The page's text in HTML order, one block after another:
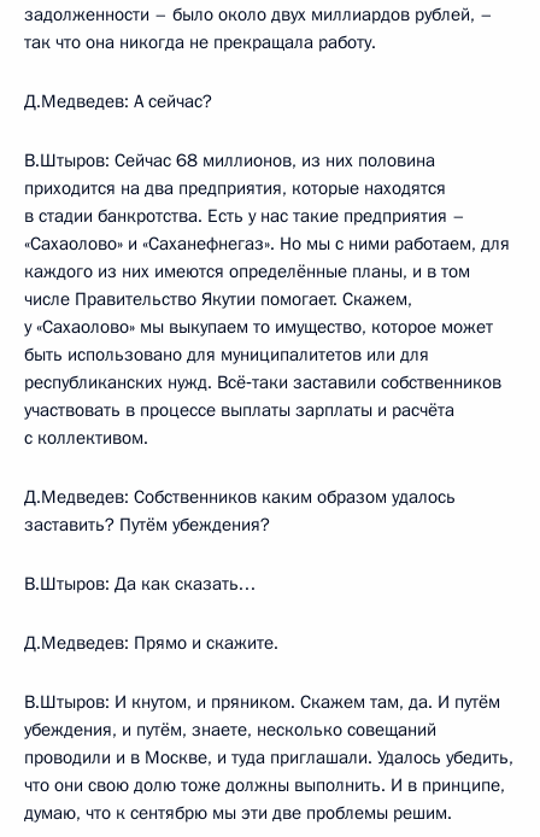
задолженности – было около двух миллиардов рублей, –
так что она никогда не прекращала работу.
Д.Медведев: А сейчас?
В.Штыров: Сейчас 68 миллионов, из них половина
приходится на два предприятия, которые находятся
в стадии банкротства. Есть у нас такие предприятия –
«Сахаолово» и «Саханефнегаз». Но мы с ними работаем, для
каждого из них имеются определённые планы, и в том
числе Правительство Якутии помогает. Скажем,
у «Сахаолово» мы выкупаем то имущество, которое может
быть использовано для муниципалитетов или для
республиканских нужд. Всё‑таки заставили собственников
участвовать в процессе выплаты зарплаты и расчёта
с коллективом.
Д.Медведев: Собственников каким образом удалось
заставить? Путём убеждения?
В.Штыров: Да как сказать…
Д.Медведев: Прямо и скажите.
В.Штыров: И кнутом, и пряником. Скажем там, да. И путём
убеждения, и путём, знаете, несколько совещаний
проводили и в Москве, и туда приглашали. Удалось убедить,
что они свою долю тоже должны выполнить. И в принципе,
думаю, что к сентябрю мы эти две проблемы решим.